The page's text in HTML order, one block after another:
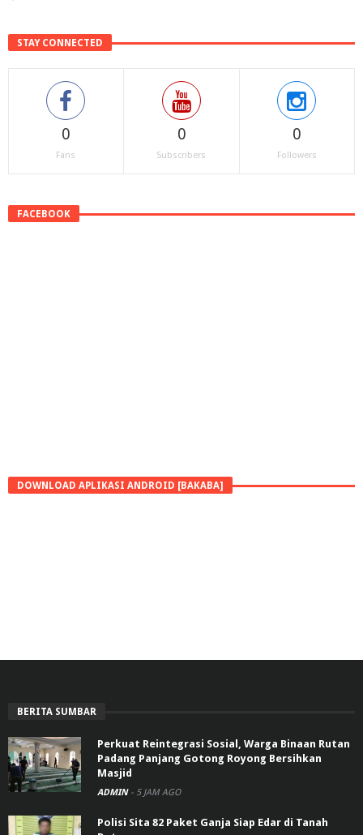
STAY CONNECTED
0
Fans
0
Subscribers
0
Followers
FACEBOOK
DOWNLOAD APLIKASI ANDROID [BAKABA]
BERITA SUMBAR
Perkuat Reintegrasi Sosial, Warga Binaan Rutan
Padang Panjang Gotong Royong Bersihkan
Masjid
ADMIN - 5 JAM AGO
Polisi Sita 82 Paket Ganja Siap Edar di Tanah